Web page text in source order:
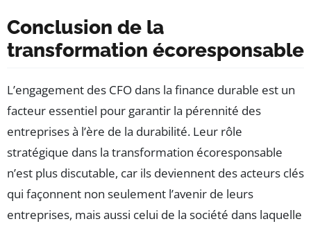
Conclusion de la
transformation écoresponsable
L’engagement des CFO dans la finance durable est un
facteur essentiel pour garantir la pérennité des
entreprises à l’ère de la durabilité. Leur rôle
stratégique dans la transformation écoresponsable
n’est plus discutable, car ils deviennent des acteurs clés
qui façonnent non seulement l’avenir de leurs
entreprises, mais aussi celui de la société dans laquelle